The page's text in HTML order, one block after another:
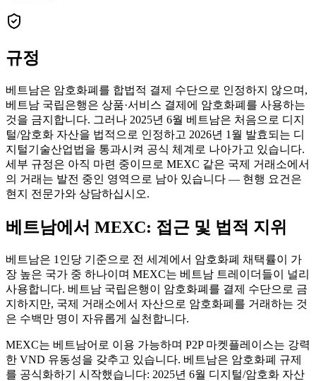
규정
베트남은 암호화폐를 합법적 결제 수단으로 인정하지 않으며,
베트남 국립은행은 상품·서비스 결제에 암호화폐를 사용하는
것을 금지합니다. 그러나 2025년 6월 베트남은 처음으로 디지
털/암호화 자산을 법적으로 인정하고 2026년 1월 발효되는 디
지털기술산업법을 통과시켜 공식 체계로 나아가고 있습니다.
세부 규정은 아직 마련 중이므로 MEXC 같은 국제 거래소에서
의 거래는 발전 중인 영역으로 남아 있습니다 — 현행 요건은
현지 전문가와 상담하십시오.
베트남에서 MEXC: 접근 및 법적 지위
베트남은 1인당 기준으로 전 세계에서 암호화폐 채택률이 가
장 높은 국가 중 하나이며 MEXC는 베트남 트레이더들이 널리
사용합니다. 베트남 국립은행이 암호화폐를 결제 수단으로 금
지하지만, 국제 거래소에서 자산으로 암호화폐를 거래하는 것
은 수백만 명이 자유롭게 실천합니다.
MEXC는 베트남어로 이용 가능하며 P2P 마켓플레이스는 강력
한 VND 유동성을 갖추고 있습니다. 베트남은 암호화폐 규제
를 공식화하기 시작했습니다: 2025년 6월 디지털/암호화 자산